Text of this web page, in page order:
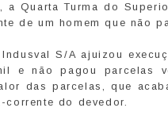
a Quarta Turma do
de um homem que não
S/A ajuizou
e não pagou parcelas
das parcelas, que
corrente do devedor.